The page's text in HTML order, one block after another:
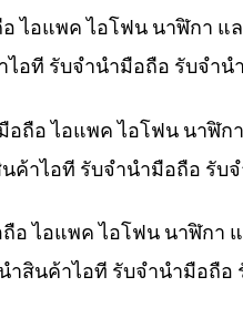
ไอแพค ไอโฟน นาฬิกา แ
อที รับจำนำมือถือ รับจำ
ถือ ไอแพค ไอโฟน นาฬิก
ค้าไอที รับจำนำมือถือ รั
อ ไอแพค ไอโฟน นาฬิกา
ำสินค้าไอที รับจำนำมือถื